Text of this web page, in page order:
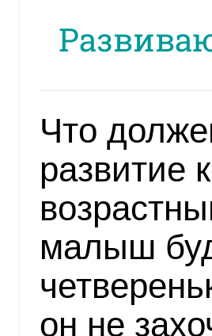
Что
развитие
малыш
он не